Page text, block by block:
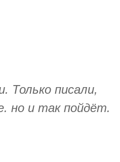
Только писали,
но и так пойдёт.